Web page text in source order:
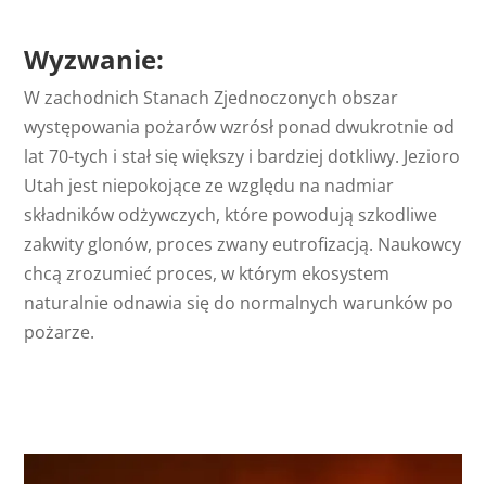
Wyzwanie:
W zachodnich Stanach Zjednoczonych obszar
występowania pożarów wzrósł ponad dwukrotnie od
lat 70-tych i stał się większy i bardziej dotkliwy. Jezioro
Utah jest niepokojące ze względu na nadmiar
składników odżywczych, które powodują szkodliwe
zakwity glonów, proces zwany eutrofizacją. Naukowcy
chcą zrozumieć proces, w którym ekosystem
naturalnie odnawia się do normalnych warunków po
pożarze.